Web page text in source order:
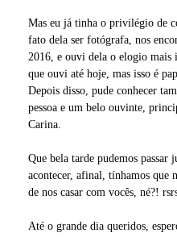
Mas eu já tinha o privilégio de
fato dela ser fotógrafa, nos
2016, e ouvi dela o elogio mais
que ouvi até hoje, mas isso é
Depois disso, pude conhecer
pessoa e um belo ouvinte,
Carina.
Que bela tarde pudemos passar
acontecer, afinal, tínhamos que
de nos casar com vocês, né?!
Até o grande dia queridos,